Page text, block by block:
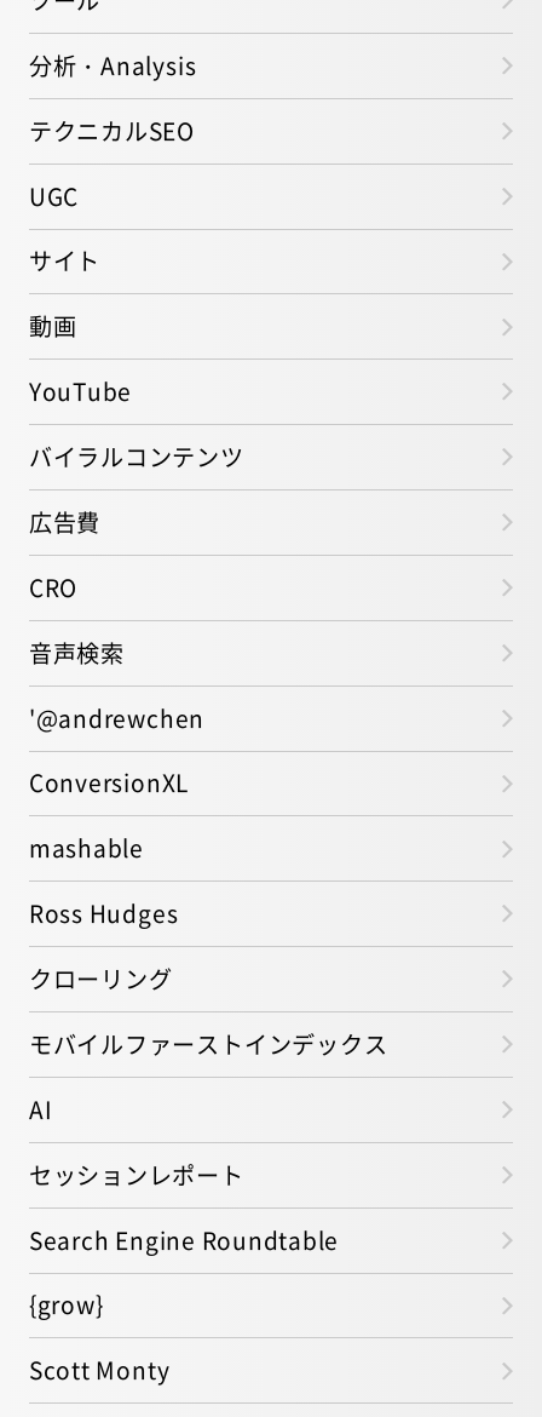
分析・Analysis
テクニカルSEO
UGC
サイト
動画
YouTube
バイラルコンテンツ
広告費
CRO
音声検索
'@andrewchen
ConversionXL
mashable
Ross Hudges
クローリング
モバイルファーストインデックス
AI
セッションレポート
Search Engine Roundtable
{grow}
Scott Monty